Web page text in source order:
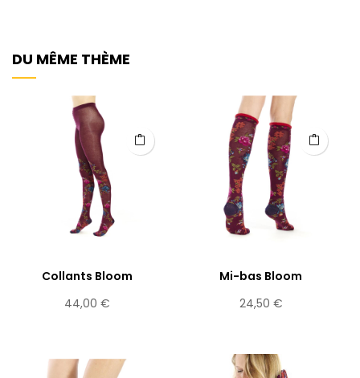
DU MÊME THÈME
Collants Bloom
Prix
44,00 €
Mi-bas Bloom
Prix
24,50 €